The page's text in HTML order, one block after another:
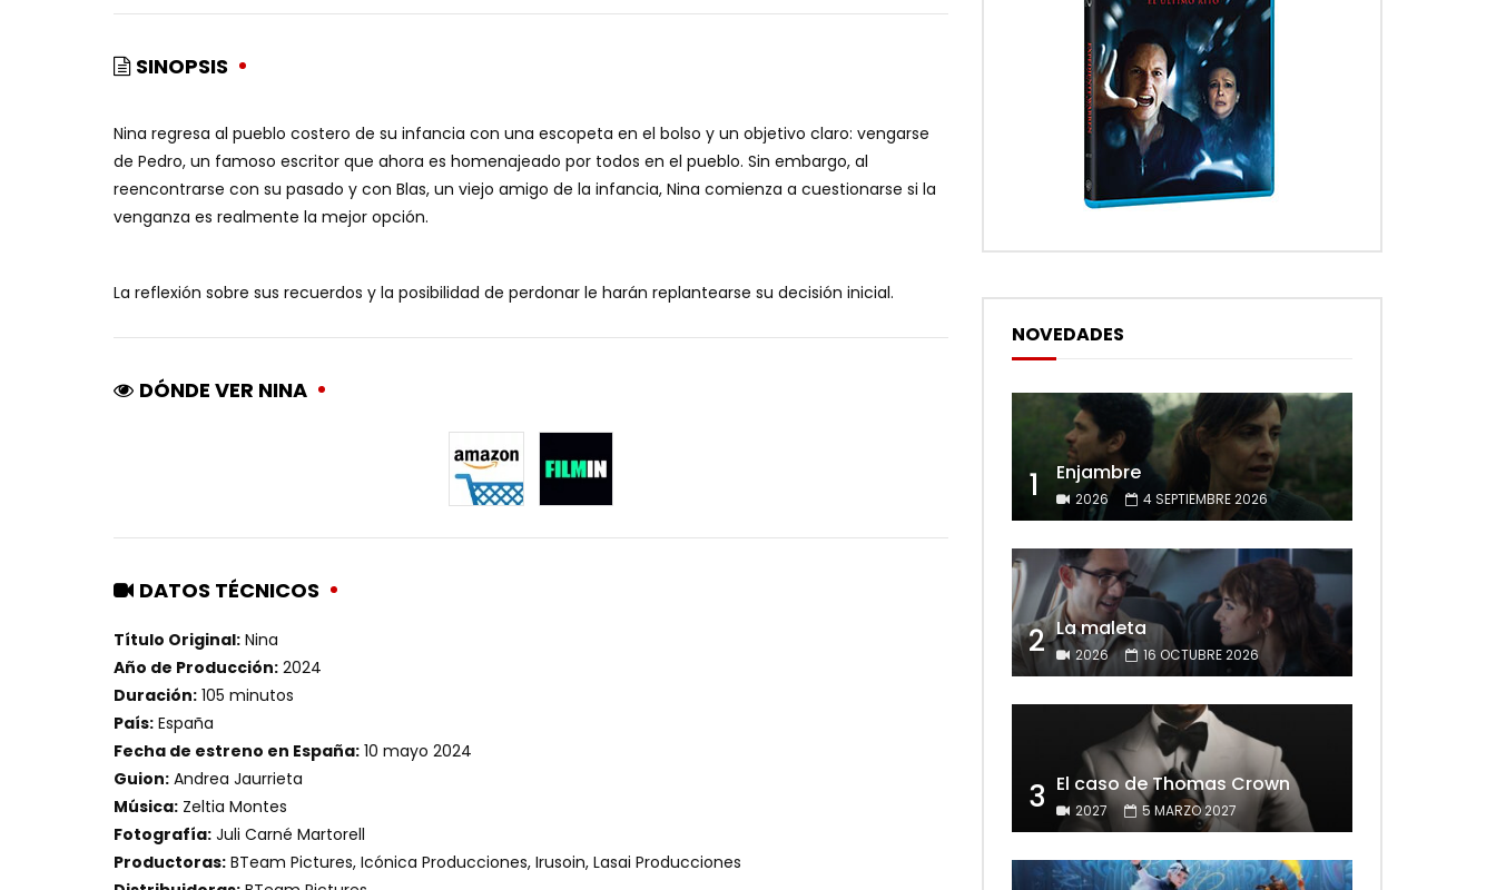
SINOPSIS
Nina regresa al pueblo costero de su infancia con una escopeta en el bolso y un objetivo claro: vengarse
de Pedro, un famoso escritor que ahora es homenajeado por todos en el pueblo. Sin embargo, al
reencontrarse con su pasado y con Blas, un viejo amigo de la infancia, Nina comienza a cuestionarse si la
venganza es realmente la mejor opción.
La reflexión sobre sus recuerdos y la posibilidad de perdonar le harán replantearse su decisión inicial.
DÓNDE VER NINA
DATOS TÉCNICOS
Título Original: Nina
Año de Producción: 2024
Duración: 105 minutos
País: España
Fecha de estreno en España: 10 mayo 2024
Guion: Andrea Jaurrieta
Música: Zeltia Montes
Fotografía: Juli Carné Martorell
Productoras: BTeam Pictures, Icónica Producciones, Irusoin, Lasai Producciones
NOVEDADES
1 Enjambre
2026 4 SEPTIEMBRE 2026
2 La maleta
2026 16 OCTUBRE 2026
3 El caso de Thomas Crown
2027 5 MARZO 2027